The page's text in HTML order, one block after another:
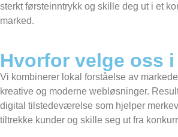
sterkt førsteinntrykk og skille deg ut i et
marked.
Hvorfor velge oss
Vi kombinerer lokal forståelse av
kreative og moderne webløsninger.
digital tilstedeværelse som hjelper
tiltrekke kunder og skille seg ut fra